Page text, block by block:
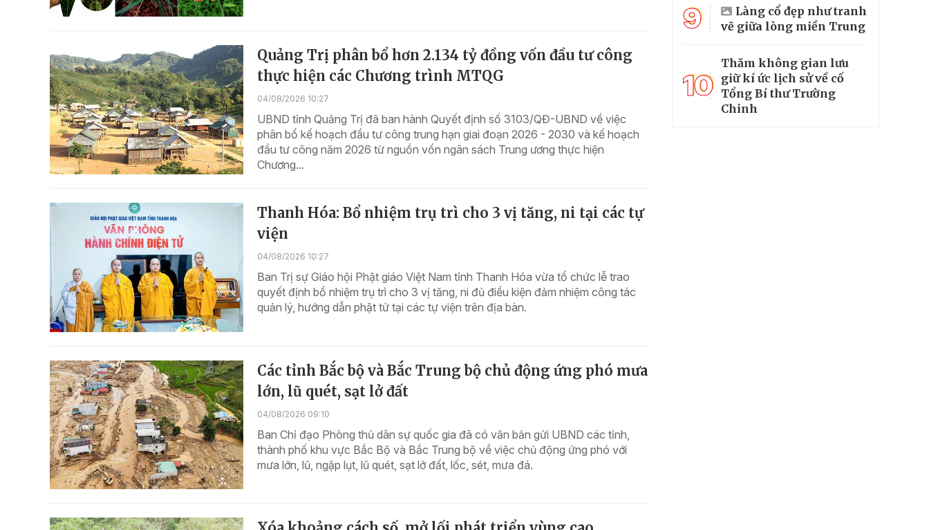
Quảng Trị phân bổ hơn 2.134 tỷ đồng vốn đầu tư công
thực hiện các Chương trình MTQG
04/08/2026 10:27
UBND tỉnh Quảng Trị đã ban hành Quyết định số 3103/QĐ-UBND về việc
phân bổ kế hoạch đầu tư công trung hạn giai đoạn 2026 - 2030 và kế hoạch
đầu tư công năm 2026 từ nguồn vốn ngân sách Trung ương thực hiện
Chương...
Thanh Hóa: Bổ nhiệm trụ trì cho 3 vị tăng, ni tại các tự
viện
04/08/2026 10:27
Ban Trị sự Giáo hội Phật giáo Việt Nam tỉnh Thanh Hóa vừa tổ chức lễ trao
quyết định bổ nhiệm trụ trì cho 3 vị tăng, ni đủ điều kiện đảm nhiệm công tác
quản lý, hướng dẫn phật tử tại các tự viện trên địa bàn.
Các tỉnh Bắc bộ và Bắc Trung bộ chủ động ứng phó mưa
lớn, lũ quét, sạt lở đất
04/08/2026 09:10
Ban Chỉ đạo Phòng thủ dân sự quốc gia đã có văn bản gửi UBND các tỉnh,
thành phố khu vực Bắc Bộ và Bắc Trung bộ về việc chủ động ứng phó với
mưa lớn, lũ, ngập lụt, lũ quét, sạt lở đất, lốc, sét, mưa đá.
9
Làng cổ đẹp như tranh
vẽ giữa lòng miền Trung
10
Thăm không gian lưu
giữ kí ức lịch sử về cố
Tổng Bí thư Trường
Chinh